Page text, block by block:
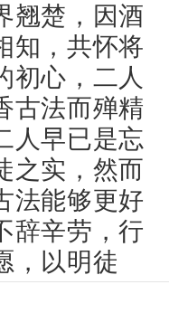
翘楚，因酒
知，共怀将
初心，二人
古法而殚精
人早已是忘
之实，然而
法能够更好
辞辛劳，行
，以明徒
收徒贴和